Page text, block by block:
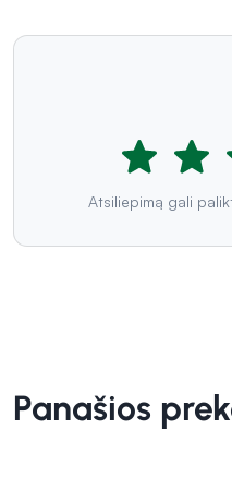
Atsiliepimą gali
Panašios